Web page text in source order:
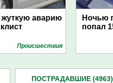
жуткую аварию
Проиcшествия
Ночью
попал
ПОСТРАДАВШИЕ (4963)